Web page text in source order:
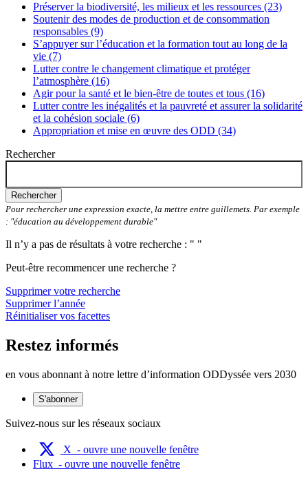
Préserver la biodiversité, les milieux et les ressources (23)
Soutenir des modes de production et de consommation
responsables (9)
S’appuyer sur l’éducation et la formation tout au long de la
vie (7)
Lutter contre le changement climatique et protéger
l’atmosphère (16)
Agir pour la santé et le bien-être de toutes et tous (16)
Lutter contre les inégalités et la pauvreté et assurer la solidarité
et la cohésion sociale (6)
Appropriation et mise en œuvre des ODD (34)
Rechercher
Rechercher
Pour rechercher une expression exacte, la mettre entre guillemets. Par exemple
: "éducation au développement durable"
Il n’y a pas de résultats à votre recherche : " "
Peut-être recommencer une recherche ?
Supprimer votre recherche
Supprimer l’année
Réinitialiser vos facettes
Restez informés
en vous abonnant à notre lettre d’information ODDyssée vers 2030
S'abonner
Suivez-nous sur les réseaux sociaux
X - ouvre une nouvelle fenêtre
Flux - ouvre une nouvelle fenêtre